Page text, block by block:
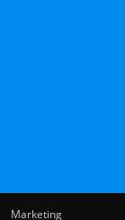
Marketing